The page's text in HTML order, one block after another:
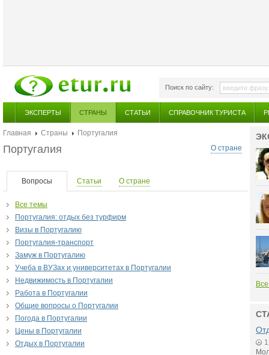
Поиск по сайту:
ЭКСПЕРТЫ СТРАНЫ СТАТЬИ СПРАВОЧНИК ТУРИСТА
Главная Страны
Португалия
О стране
Португалия
Вопросы Статьи О стране
Все темы
Португалия: отдых без турфирм
Визы в Португалию
Португалия-транспорт
Замуж в Португалию
Учеба в ВУЗах и университетах в Португалии
Недвижимость в Португалии
Работа в Португалии
Общие вопросы о Португалии
Погода в Португалии
Цены в Португалии
Отдых в Португалии